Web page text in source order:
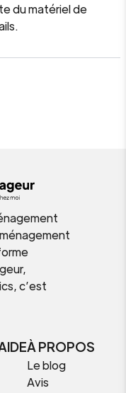
du matériel de
c’est
À PROPOS
Le blog
Avis